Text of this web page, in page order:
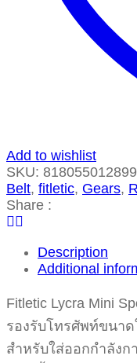
Add to wishlist
SKU: 818055012899
Belt, fitletic, Gears,
Share :
Description
Additional
Fitletic Lycra Mini
รองรับโทรศัพท์ขนา
สำหรับใส่ออกกำลังก